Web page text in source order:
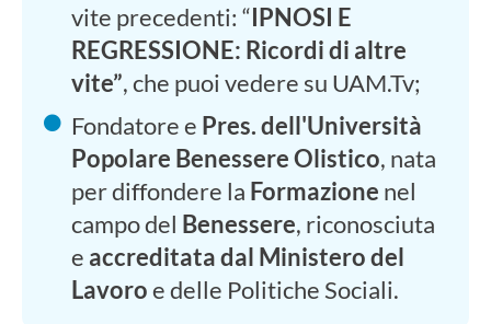
vite precedenti: “IPNOSI E
REGRESSIONE: Ricordi di altre
vite”, che puoi vedere su UAM.Tv;
Fondatore e Pres. dell'Università
Popolare Benessere Olistico, nata
per diffondere la Formazione nel
campo del Benessere, riconosciuta
e accreditata dal Ministero del
Lavoroe delle Politiche Sociali.